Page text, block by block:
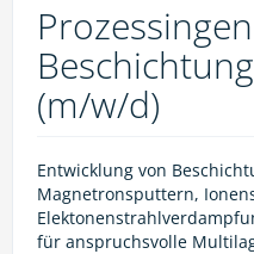
(m/w/d)
Entwicklung von
Magnetronsputtern,
für anspruchsvolle